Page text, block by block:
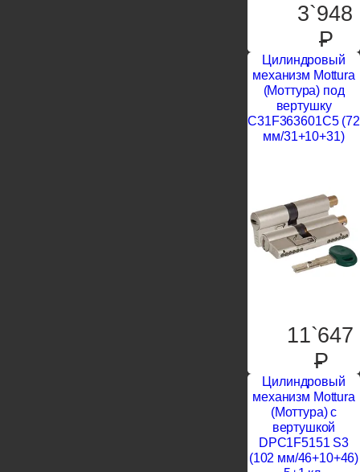
3`948
P
Цилиндровый
механизм Mottura
(Моттура) под
вертушку
C31F363601C5 (72
мм/31+10+31)
11`647
P
Цилиндровый
механизм Mottura
(Моттура) с
вертушкой
DPC1F5151 S3
(102 мм/46+10+46)